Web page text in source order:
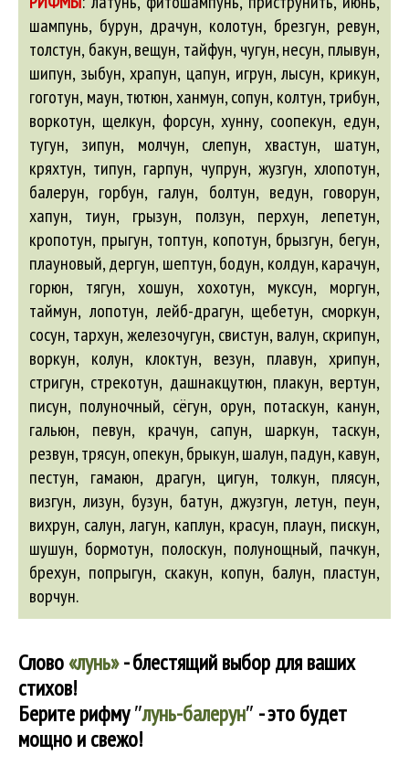
шампунь, бурун, драчун, колотун, брезгун, ревун,
толстун,бакун, вещун, тайфун, чугун, несун, плывун,
шипун, зыбун, храпун, цапун, игрун, лысун, крикун,
гоготун, маун, тютюн, ханмун, сопун, колтун, трибун,
воркотун, щелкун, форсун, хунну, соопекун, едун,
тугун, зипун, молчун, слепун, хвастун, шатун,
кряхтун, типун, гарпун, чупрун, жузгун, хлопотун,
балерун, горбун, галун, болтун, ведун, говорун,
хапун, тиун, грызун, ползун, перхун, лепетун,
кропотун, прыгун, топтун, копотун, брызгун, бегун,
плауновый, дергун, шептун,бодун, колдун, карачун,
горюн, тягун, хошун, хохотун, муксун, моргун,
таймун, лопотун, лейб-драгун, щебетун, сморкун,
сосун, тархун, железочугун, свистун,валун, скрипун,
воркун, колун, клоктун, везун, плавун, хрипун,
стригун, стрекотун, дашнакцутюн, плакун, вертун,
писун, полуночный, сёгун, орун, потаскун, канун,
гальюн, певун, крачун, сапун, шаркун, таскун,
резвун, трясун, опекун,брыкун, шалун, падун, кавун,
пестун, гамаюн, драгун, цигун, толкун, плясун,
визгун, лизун, бузун, батун, джузгун, летун, пеун,
вихрун, салун, лагун, каплун, красун, плаун, пискун,
шушун, бормотун, полоскун, полунощный, пачкун,
брехун, попрыгун, скакун, копун, балун, пластун,
ворчун.
Слово«лунь»- блестящий выбор для ваших
стихов!
Берите рифму″лунь-балерун″ - это будет
мощно и свежо!